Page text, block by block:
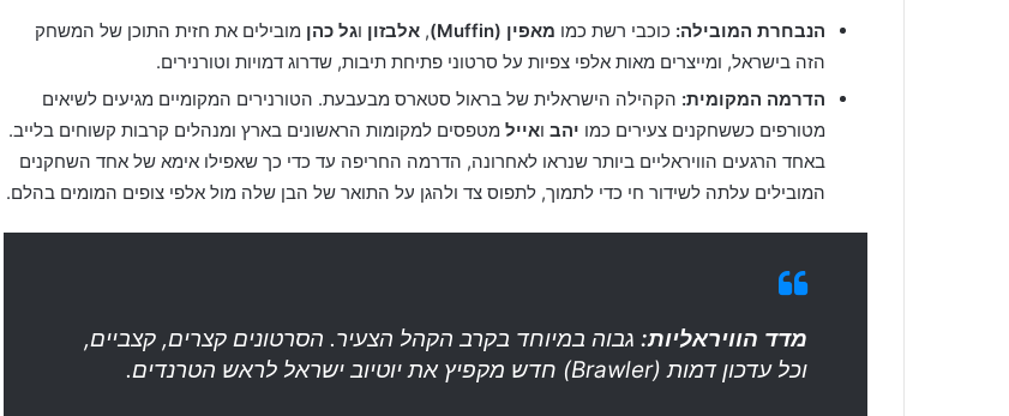
הנבחרת המובילה: כוכבי רשת כמו מאפין (Muffin) , אלבזון וגל כהן מובילים את חזית התוכן של המשחק
הזה בישראל, ומייצרים מאות אלפי צפיות על סרטוני פתיחת תיבות, שדרוג דמויות וטורנירים.
הדרמה המקומית: הקהילה הישראלית של בראול סטארס מבעבעת. הטורנירים המקומיים מגיעים לשיאים
מטורפים כששחקנים צעירים כמו יהב ואייל מטפסים למקומות הראשונים בארץ ומנהלים קרבות קשוחים בלייב.
באחד הרגעים הוויראליים ביותר שנראו לאחרונה, הדרמה החריפה עד כדי כך שאפילו אימא של אחד השחקנים
המובילים עלתה לשידור חי כדי לתמוך, לתפוס צד ולהגן על התואר של הבן שלה מול אלפי צופים המומים בהלם.
מדד הוויראליות: גבוה במיוחד בקרב הקהל הצעיר. הסרטונים קצרים, קצביים,
וכל עדכון דמות (Brawler) חדש מקפיץ את יוטיוב ישראל לראש הטרנדים.